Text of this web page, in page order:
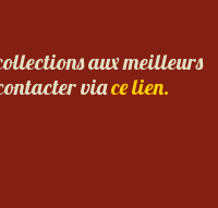
aux meilleurs
viace lien.